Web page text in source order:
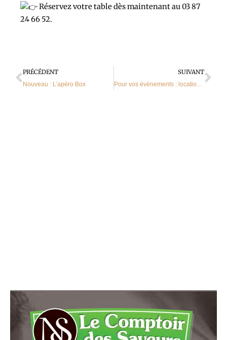
Réservez votre table dès maintenant au 03 87
24 66 52.
Précédent
PRÉCÉDENT
Nouveau : L’apéro Box
SUIVANT
Pour vos évènements : location tireuse à bière et vins